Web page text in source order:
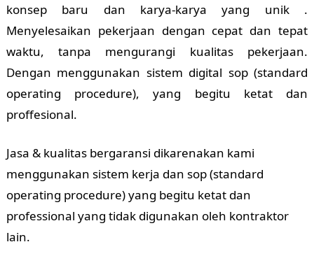
konsep baru dan karya-karya yang unik .
Menyelesaikan pekerjaan dengan cepat dan tepat
waktu, tanpa mengurangi kualitas pekerjaan.
Dengan menggunakan sistem digital sop (standard
operating procedure), yang begitu ketat dan
proffesional.
Jasa & kualitas bergaransi dikarenakan kami
menggunakan sistem kerja dan sop (standard
operating procedure) yang begitu ketat dan
professional yang tidak digunakan oleh kontraktor
lain.